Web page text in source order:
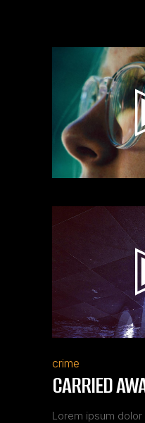
Reproductor
vídeo
Reproductor
crime
CARRIED
Lorem ipsum